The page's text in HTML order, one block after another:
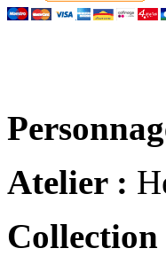
Atelier :
Collection